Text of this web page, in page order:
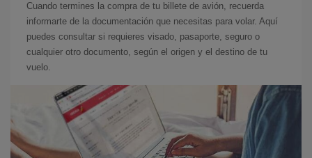
Cuando termines la compra de tu billete de avión, recuerda
informarte de la documentación que necesitas para volar. Aquí
puedes consultar si requieres visado, pasaporte, seguro o
cualquier otro documento, según el origen y el destino de tu
vuelo.